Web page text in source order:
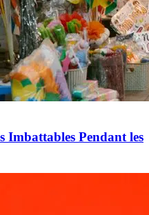
Imbattables Pendant les